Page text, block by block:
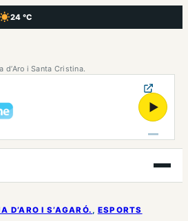
24 °C
, Cel serè
d’Aro i Santa Cristina.
▶
Obre
el
D’ARO I S’AGARÓ. , ESPORTS